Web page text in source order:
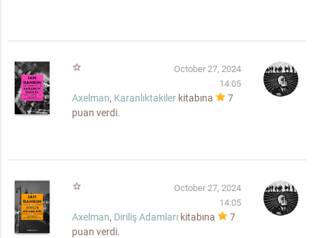
star_border
October 27, 2024
14:05
Axelman, Karanlıktakilerkitabına
7
puan verdi.
star_border
October 27, 2024
14:05
Axelman, Diriliş Adamlarıkitabına
7
puan verdi.